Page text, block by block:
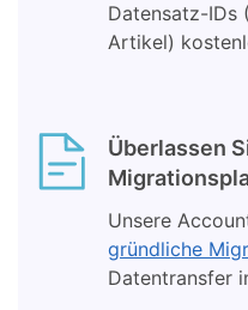
Datensatz-IDs
Artikel)
Überlassen
Unsere
gründliche
Datentransfer